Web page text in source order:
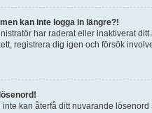
kan inte logga in längre?!
har raderat eller inaktiverat
registrera dig igen och försök
inte kan återfå ditt nuvarande